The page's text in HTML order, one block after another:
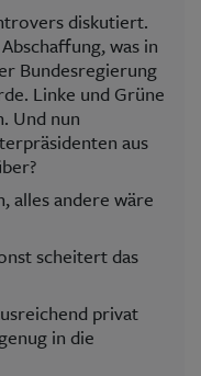
diskutiert.
was in
Bundesregierung
Linke und Grüne
Und nun
aus
alles andere wäre
scheitert das
privat
in die